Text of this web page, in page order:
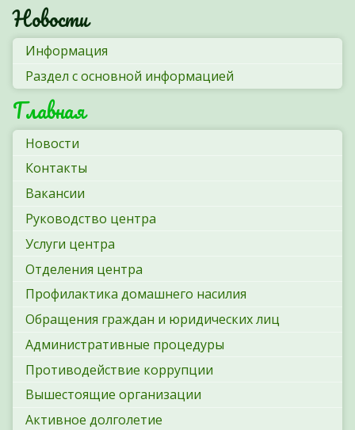
Новости
Информация
Раздел с основной информацией
Главная
Новости
Контакты
Вакансии
Руководство центра
Услуги центра
Отделения центра
Профилактика домашнего насилия
Обращения граждан и юридических лиц
Административные процедуры
Противодействие коррупции
Вышестоящие организации
Активное долголетие